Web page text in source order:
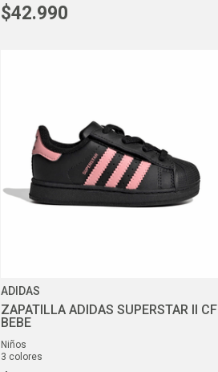
$42.990
ADIDAS
ZAPATILLA ADIDAS SUPERSTAR II CF
BEBE
niños
3 colores